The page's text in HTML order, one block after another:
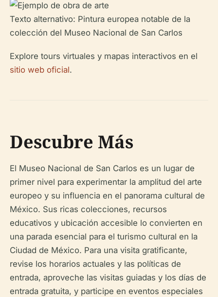
Texto alternativo: Pintura europea notable de la
colección del Museo Nacional de San Carlos
Explore tours virtuales y mapas interactivos en el
sitio web oficial.
Descubre Más
El Museo Nacional de San Carlos es un lugar de
primer nivel para experimentar la amplitud del arte
europeo y su influencia en el panorama cultural de
México. Sus ricas colecciones, recursos
educativos y ubicación accesible lo convierten en
una parada esencial para el turismo cultural en la
Ciudad de México. Para una visita gratificante,
revise los horarios actuales y las políticas de
entrada, aproveche las visitas guiadas y los días de
entrada gratuita, y participe en eventos especiales